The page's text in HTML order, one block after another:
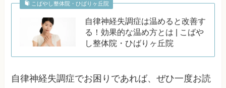
こばやし整体院・ひばりヶ丘院
自律神経失調症は温めると改善す
る！効果的な温め方とは | こばや
し整体院・ひばりヶ丘院
自律神経失調症でお困りであれば、ぜひ一度お読